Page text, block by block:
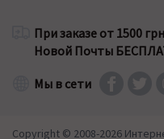
При заказе от 1500
Новой Почты
Мы в сети
Copyright © 2008-2026